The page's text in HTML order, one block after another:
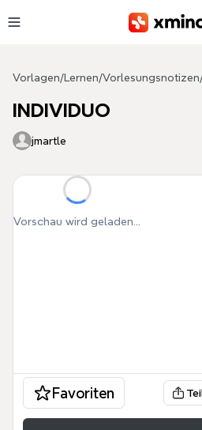
Vorlagen/ Lernen/Vorlesungsnotizen
INDIVIDUO
jmartle
Vorschau wird geladen...
Favoriten